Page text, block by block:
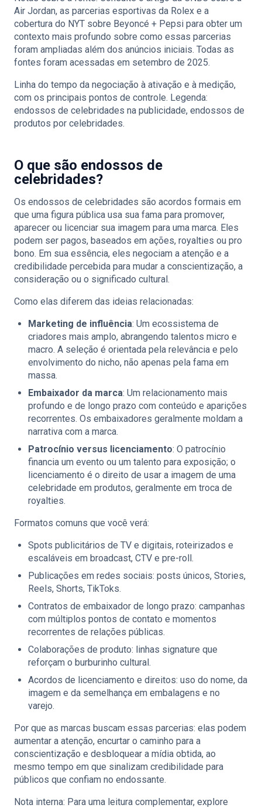
Air Jordan, as parcerias esportivas da Rolex e a
cobertura do NYT sobre Beyoncé + Pepsi para obter um
contexto mais profundo sobre como essas parcerias
foram ampliadas além dos anúncios iniciais. Todas as
fontes foram acessadas em setembro de 2025.
Linha do tempo da negociação à ativação e à medição,
com os principais pontos de controle. Legenda:
endossos de celebridades na publicidade, endossos de
produtos por celebridades.
O que são endossos de
celebridades?
Os endossos de celebridades são acordos formais em
que uma figura pública usa sua fama para promover,
aparecer ou licenciar sua imagem para uma marca. Eles
podem ser pagos, baseados em ações, royalties ou pro
bono. Em sua essência, eles negociam a atenção e a
credibilidade percebida para mudar a conscientização, a
consideração ou o significado cultural.
Como elas diferem das ideias relacionadas:
Marketing de influência: Um ecossistema de
criadores mais amplo, abrangendo talentos micro e
macro. A seleção é orientada pela relevância e pelo
envolvimento do nicho, não apenas pela fama em
massa.
Embaixador da marca: Um relacionamento mais
profundo e de longo prazo com conteúdo e aparições
recorrentes. Os embaixadores geralmente moldam a
narrativa com a marca.
Patrocínio versus licenciamento: O patrocínio
financia um evento ou um talento para exposição; o
licenciamento é o direito de usar a imagem de uma
celebridade em produtos, geralmente em troca de
royalties.
Formatos comuns que você verá:
Spots publicitários de TV e digitais, roteirizados e
escaláveis em broadcast, CTV e pre-roll.
Publicações em redes sociais: posts únicos, Stories,
Reels, Shorts, TikToks.
Contratos de embaixador de longo prazo: campanhas
com múltiplos pontos de contato e momentos
recorrentes de relações públicas.
Colaborações de produto: linhas signature que
reforçam o burburinho cultural.
Acordos de licenciamento e direitos: uso do nome, da
imagem e da semelhança em embalagens e no
varejo.
Por que as marcas buscam essas parcerias: elas podem
aumentar a atenção, encurtar o caminho para a
conscientização e desbloquear a mídia obtida, ao
mesmo tempo em que sinalizam credibilidade para
públicos que confiam no endossante.
Nota interna: Para uma leitura complementar, explore